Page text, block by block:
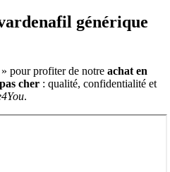
générique
pour profiter de notre achat en
pas cher : qualité, confidentialité et
.